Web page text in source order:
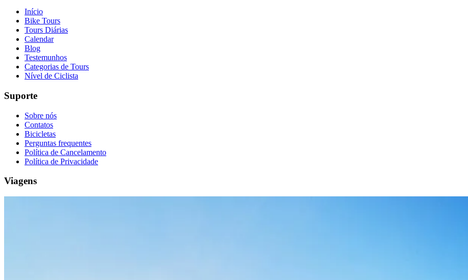
Início
Bike Tours
Tours Diárias
Calendar
Blog
Testemunhos
Categorias de Tours
Nível de Ciclista
Suporte
Sobre nós
Contatos
Bicicletas
Perguntas frequentes
Política de Cancelamento
Política de Privacidade
Viagens